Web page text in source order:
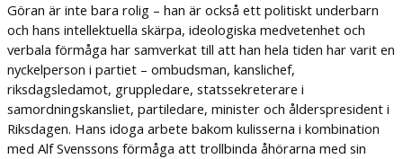
Göran är inte bara rolig – han är också ett politiskt underbarn
och hans intellektuella skärpa, ideologiska medvetenhet och
verbala förmåga har samverkat till att han hela tiden har varit en
nyckelperson i partiet – ombudsman, kanslichef,
riksdagsledamot, gruppledare, statssekreterare i
samordningskansliet, partiledare, minister och ålderspresident i
Riksdagen. Hans idoga arbete bakom kulisserna i kombination
med Alf Svenssons förmåga att trollbinda åhörarna med sin